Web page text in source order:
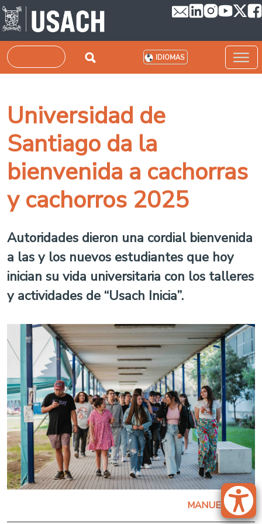
Pasar al contenido principal
Buscar IDIOMAS
Universidad de
Santiago da la
bienvenida a cachorras
y cachorros 2025
Autoridades dieron una cordial bienvenida
a las y los nuevos estudiantes que hoy
inician su vida universitaria con los talleres
y actividades de “Usach Inicia”.
MANUEL URRA